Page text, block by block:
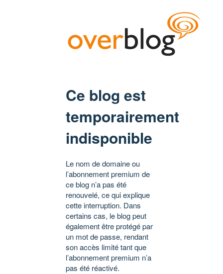
Ce blog est
temporairement
indisponible
Le nom de domaine ou
l’abonnement premium de
ce blog n’a pas été
renouvelé, ce qui explique
cette interruption. Dans
certains cas, le blog peut
également être protégé par
un mot de passe, rendant
son accès limité tant que
l’abonnement premium n’a
pas été réactivé.